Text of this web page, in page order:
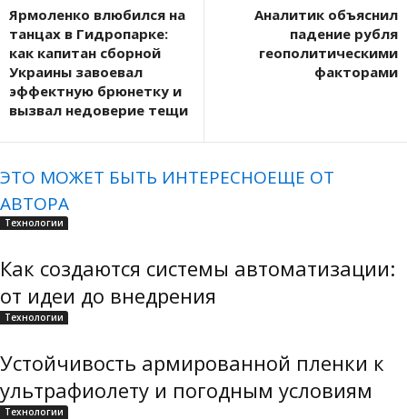
Ярмоленко влюбился на
танцах в Гидропарке:
как капитан сборной
Украины завоевал
эффектную брюнетку и
вызвал недоверие тещи
Аналитик объяснил
падение рубля
геополитическими
факторами
ЭТО МОЖЕТ БЫТЬ ИНТЕРЕСНОЕЩЕ ОТ
АВТОРА
Технологии
Как создаются системы автоматизации:
от идеи до внедрения
Технологии
Устойчивость армированной пленки к
ультрафиолету и погодным условиям
Технологии